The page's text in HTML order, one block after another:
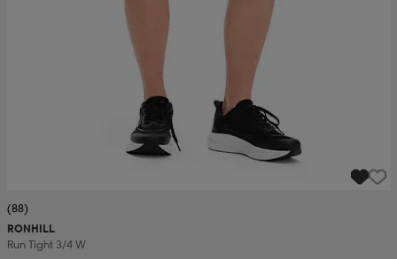
(88)
RONHILL
Run Tight 3/4 W